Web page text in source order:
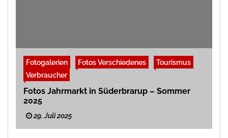
Fotogalerien Fotos Verschiedenes
Tourismus
Verbraucher
Fotos Jahrmarkt in Süderbrarup – Sommer
2025
29. Juli 2025